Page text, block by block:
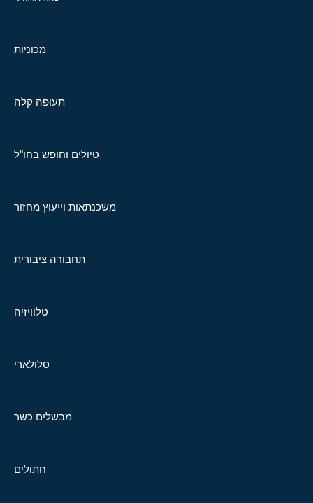
מכוניות
תעופה קלה
טיולים וחופש בחו"ל
משכנתאות וייעוץ מחזור
תחבורה ציבורית
טלוויזיה
סלולארי
מבשלים כשר
חתולים